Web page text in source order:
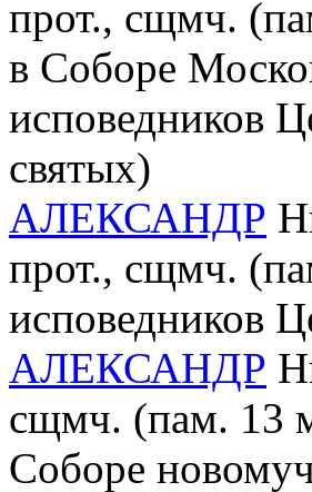
прот., сщмч.
в Соборе
исповедников
святых)
АЛЕКСАНДР
прот., сщмч.
исповедников
АЛЕКСАНДР
сщмч. (пам. 13
Соборе